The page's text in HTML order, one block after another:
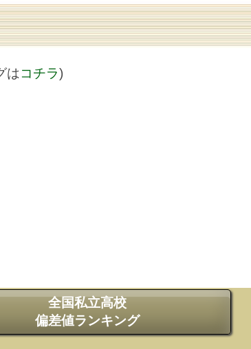
はコチラ)
全国私立高校
偏差値ランキング